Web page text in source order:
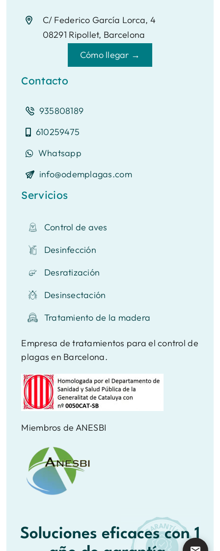
Soluciones eficaces con 1
C/ Federico García Lorca, 4
08291 Ripollet, Barcelona
Cómo llegar →
Contacto
935808189
610259475
Whatsapp
info@odemplagas.com
Servicios
Control de aves
Desinfección
Desratización
Desinsectación
Tratamiento de la madera
Empresa de tratamientos para el control de
plagas en Barcelona.
Miembros de ANESBI